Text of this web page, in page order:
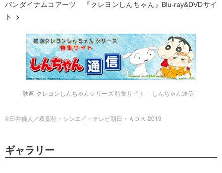
バンダイナムコアーツ 『クレヨンしんちゃん』Blu-ray&DVDサイ
ト
映画 クレヨンしんちゃんシリーズ 特集サイト 「しんちゃん通信」
©臼井儀人／双葉社・シンエイ・テレビ朝日・ＡＤＫ 2019
ギャラリー